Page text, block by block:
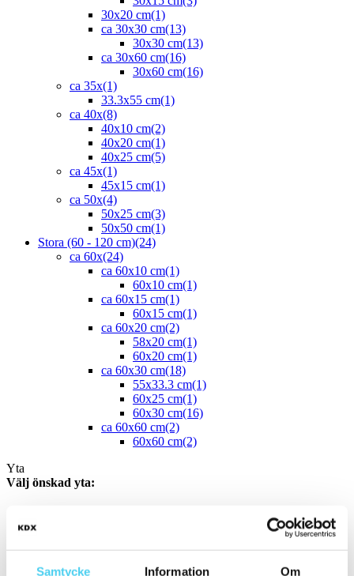
Samtycke Information Om
30x20 cm(1)
ca 30x30 cm(13)
30x30 cm(13)
ca 30x60 cm(16)
30x60 cm(16)
ca 35x(1)
33.3x55 cm(1)
ca 40x(8)
40x10 cm(2)
40x20 cm(1)
40x25 cm(5)
ca 45x(1)
45x15 cm(1)
ca 50x(4)
50x25 cm(3)
50x50 cm(1)
Stora (60 - 120 cm)(24)
ca 60x(24)
ca 60x10 cm(1)
60x10 cm(1)
ca 60x15 cm(1)
60x15 cm(1)
ca 60x20 cm(2)
58x20 cm(1)
60x20 cm(1)
ca 60x30 cm(18)
55x33.3 cm(1)
60x25 cm(1)
60x30 cm(16)
ca 60x60 cm(2)
60x60 cm(2)
Yta
Välj önskad yta:
Slät(44)
Strukturerad